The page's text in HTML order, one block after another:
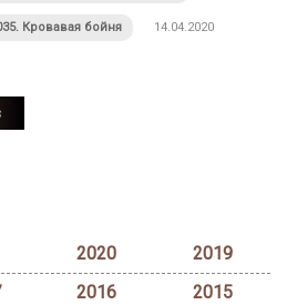
Кровавая бойня 14.04.2020
2020
2019
2016
2015